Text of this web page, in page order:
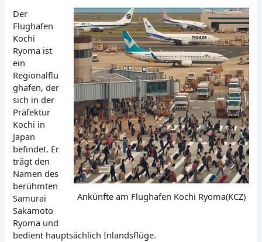
Ankünfte am Flughafen Kochi Ryoma(KCZ)
Der
Flughafen
Kochi
Ryoma ist
ein
Regionalflu
ghafen, der
sich in der
Präfektur
Kochi in
Japan
befindet. Er
trägt den
Namen des
berühmten
Samurai
Sakamoto
Ryoma und
bedient hauptsächlich Inlandsflüge.